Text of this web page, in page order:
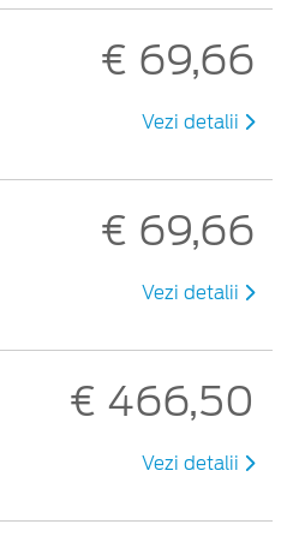
€ 69,66
Vezi detalii
€ 69,66
Vezi detalii
€ 466,50
Vezi detalii